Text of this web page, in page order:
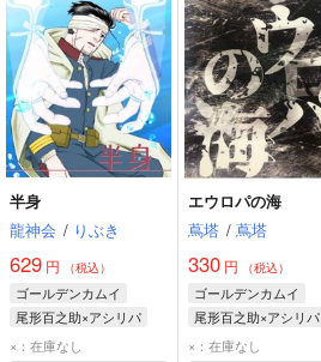
半身
龍神会 / りぶき
629 円 （税込）
ゴールデンカムイ
尾形百之助×アシリパ
尾形百之助
×：在庫なし
エウロパの海
蔦塔 / 蔦塔
330 円 （税込）
ゴールデンカムイ
尾形百之助×アシリパ
尾形百之助
×：在庫なし